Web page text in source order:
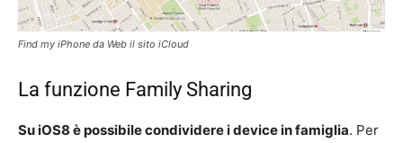
Find my iPhone da Web il sito iCloud
La funzione Family Sharing
Su iOS8 è possibile condividere i device in famiglia. Per